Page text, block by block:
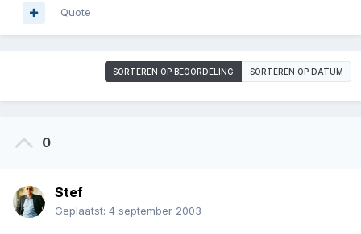
Quote
SORTEREN OP BEOORDELING SORTEREN OP DATUM
0
Stef
Geplaatst: 4 september 2003